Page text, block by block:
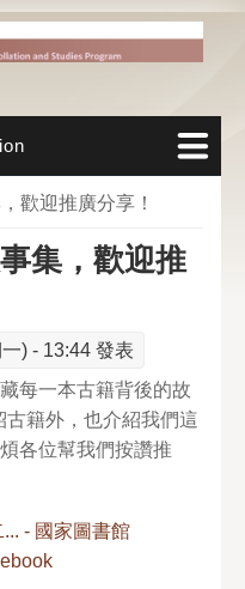
歡迎推廣分享！
集，歡迎推
) - 13:44 發表
每一本古籍背後的故
籍外，也介紹我們這
各位幫我們按讚推
... - 國家圖書館